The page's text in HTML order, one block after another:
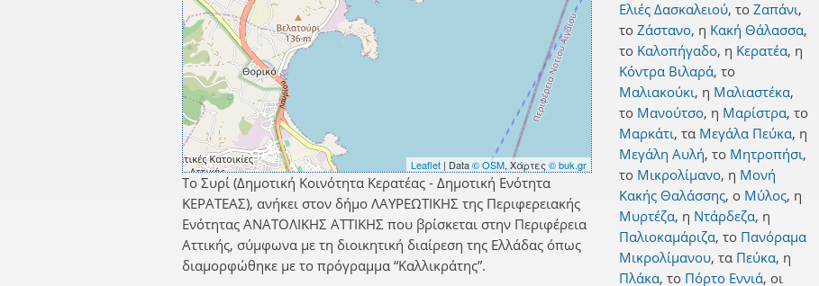
Leaflet | Data© OSM, Χάρτες © buk.gr
Το Συρί (Δημοτική Κοινότητα Κερατέας - Δημοτική Ενότητα
ΚΕΡΑΤΕΑΣ), ανήκει στον δήμο ΛΑΥΡΕΩΤΙΚΗΣ της Περιφερειακής
Ενότητας ΑΝΑΤΟΛΙΚΗΣ ΑΤΤΙΚΗΣ που βρίσκεται στην Περιφέρεια
Αττικής, σύμφωνα με τη διοικητική διαίρεση της Ελλάδας όπως
διαμορφώθηκε με το πρόγραμμα “Καλλικράτης”.
Ελιές Δασκαλειού, το Ζαπάνι,
το Ζάστανο, η Κακή Θάλασσα,
το Καλοπήγαδο, η Κερατέα, η
Κόντρα Βιλαρά, το
Μαλιακούκι, η Μαλιαστέκα,
το Μανούτσο, η Μαρίστρα, το
Μαρκάτι, τα Μεγάλα Πεύκα, η
Μεγάλη Αυλή, το Μητροπήσι,
το Μικρολίμανο, η Μονή
Κακής Θαλάσσης, ο Μύλος, η
Μυρτέζα, η Ντάρδεζα, η
Παλιοκαμάριζα, το Πανόραμα
Μικρολίμανου, τα Πεύκα, η
Πλάκα, το Πόρτο Εννιά, οι